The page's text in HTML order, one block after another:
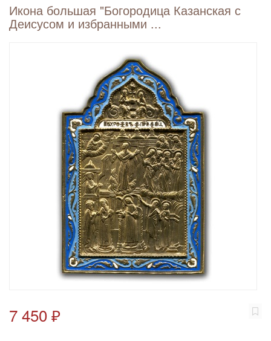
Икона большая "Богородица Казанская с
Деисусом и избранными ...
7 450 ₽